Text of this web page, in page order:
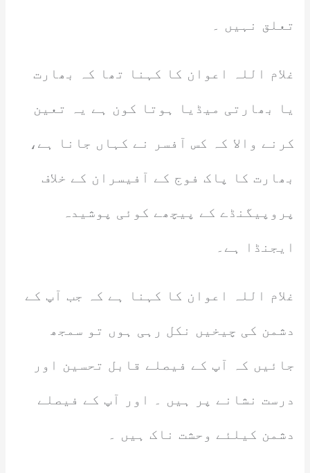
تعلق نہیں ۔
غلام اللہ اعوان کا کہنا تھا کہ بھارت
یا بھارتی میڈیا ہوتا کون ہے یہ تعین
کرنے والا کہ کس آفسر نے کہاں جانا ہے،
بھارت کا پاک فوج کے آفیسران کے خلاف
پروپیگنڈے کے پیچھے کوئی پوشیدہ
ایجنڈا ہے۔
غلام اللہ اعوان کا کہنا ہے کہ جب آپ کے
دشمن کی چیخیں نکل رہی ہوں تو سمجھ
جائیں کہ آپ کے فیصلے قابل تحسین اور
درست نشانے پر ہیں ۔ اور آپ کے فیصلے
دشمن کیلئے وحشت ناک ہیں ۔